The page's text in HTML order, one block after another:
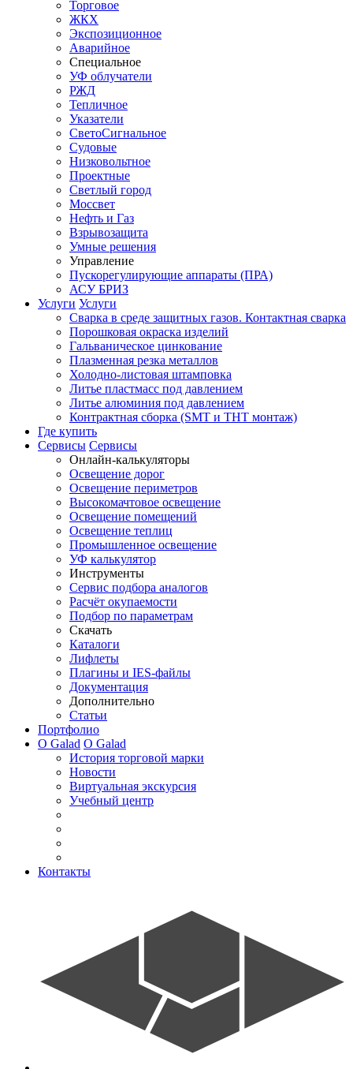
Торговое
ЖКХ
Экспозиционное
Аварийное
Специальное
УФ облучатели
РЖД
Тепличное
Указатели
СветоСигнальное
Судовые
Низковольтное
Проектные
Светлый город
Моссвет
Нефть и Газ
Взрывозащита
Умные решения
Управление
Пускорегулирующие аппараты (ПРА)
АСУ БРИЗ
Услуги Услуги
Сварка в среде защитных газов. Контактная сварка
Порошковая окраска изделий
Гальваническое цинкование
Плазменная резка металлов
Холодно-листовая штамповка
Литье пластмасс под давлением
Литье алюминия под давлением
Контрактная сборка (SMT и THT монтаж)
Где купить
Сервисы Сервисы
Онлайн-калькуляторы
Освещение дорог
Освещение периметров
Высокомачтовое освещение
Освещение помещений
Освещение теплиц
Промышленное освещение
УФ калькулятор
Инструменты
Сервис подбора аналогов
Расчёт окупаемости
Подбор по параметрам
Скачать
Каталоги
Лифлеты
Плагины и IES-файлы
Документация
Дополнительно
Статьи
Портфолио
О Galad О Galad
История торговой марки
Новости
Виртуальная экскурсия
Учебный центр
Контакты